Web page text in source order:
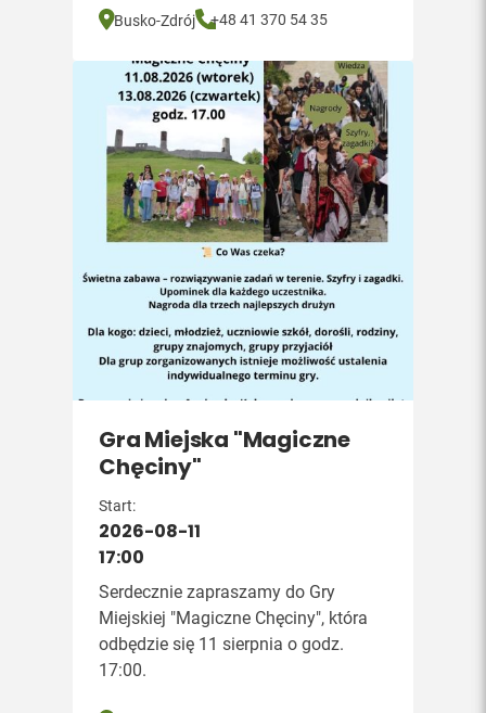
Busko-Zdrój +48 41 370 54 35
Gra Miejska "Magiczne
Chęciny"
Start:
2026-08-11
17:00
Serdecznie zapraszamy do Gry
Miejskiej "Magiczne Chęciny", która
odbędzie się 11 sierpnia o godz.
17:00.